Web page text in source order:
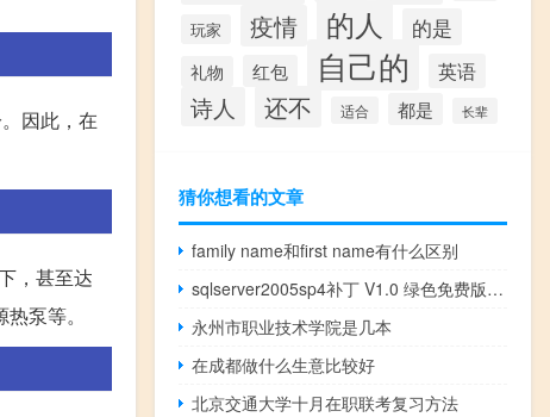
因此，在
，甚至达
泵等。
玩家 疫情 的人 的是
礼物 红包 自己的 英语
诗人 还不 适合 都是 长辈
猜你想看的文章
family name和first name有什么区别
sqlserver2005sp4补丁 V1.0 绿色免费版（sqlserver2005sp4补丁 V1.0 绿色免费版功能简介）
永州市职业技术学院是几本
在成都做什么生意比较好
北京交通大学十月在职联考复习方法